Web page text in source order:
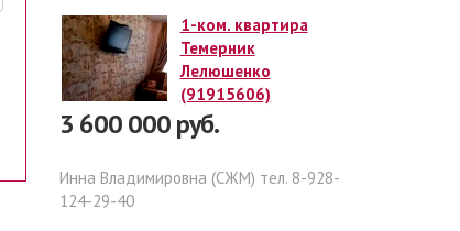
1-ком. квартира
Темерник
Лелюшенко
(91915606)
3 600 000 руб.
Инна Владимировна (СЖМ) тел. 8-928-
124-29-40